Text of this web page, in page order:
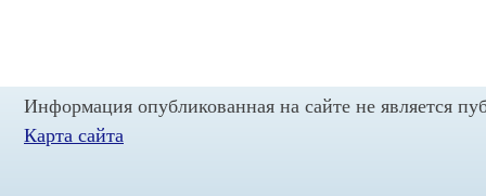
Информация опубликованная на сайте не является
Карта сайта